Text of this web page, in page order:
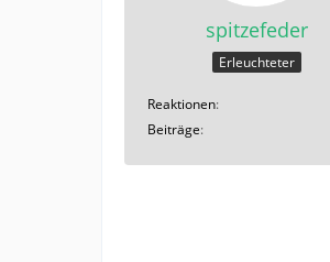
spitzefeder
Erleuchteter
Reaktionen
Beiträge